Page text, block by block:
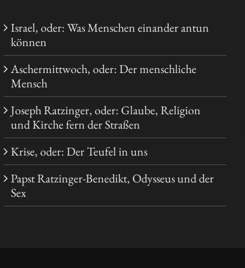
Israel, oder: Was Menschen einander antun
können
Aschermittwoch, oder: Der menschliche
Mensch
Joseph Ratzinger, oder: Glaube, Religion
und Kirche fern der Straßen
Krise, oder: Der Teufel in uns
Papst Ratzinger-Benedikt, Odysseus und der
Sex